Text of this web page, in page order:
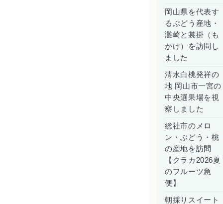
岡山県を代表す
るぶどう産地・
灘崎と裳掛（も
かけ）を訪問し
ました
清水白桃発祥の
地 岡山市一宮の
中央選果場を視
察しました
総社市のメロ
ン・ぶどう・桃
の産地を訪問
【クラカ2026夏
のフルーツ急
便】
朝採りスイート